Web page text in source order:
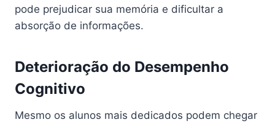
pode prejudicar sua memória e dificultar a
absorção de informações.
Deterioração do Desempenho
Cognitivo
Mesmo os alunos mais dedicados podem chegar